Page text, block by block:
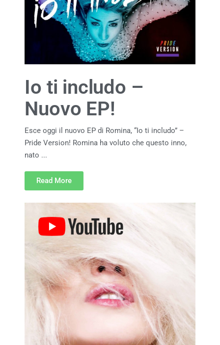
Io ti includo –
Nuovo EP!
Esce oggi il nuovo EP di Romina, “Io ti includo” –
Pride Version! Romina ha voluto che questo inno,
nato ...
Read More